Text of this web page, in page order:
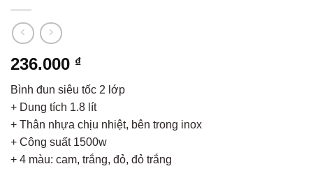
236.000 ₫
Bình đun siêu tốc 2 lớp
+ Dung tích 1.8 lít
+ Thân nhựa chịu nhiệt, bên trong inox
+ Công suất 1500w
+ 4 màu: cam, trắng, đỏ, đỏ trắng